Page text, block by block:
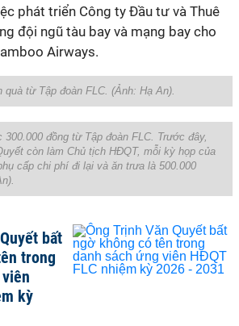
phát triển Công ty Đầu tư và Thuê
đội ngũ tàu bay và mạng bay cho
Airways.
quà từ Tập đoàn FLC. (Ảnh: Hạ An).
đồng từ Tập đoàn FLC. Trước đây,
còn làm Chủ tịch HĐQT, mỗi kỳ họp của
cấp chi phí đi lại và ăn trưa là 500.000
).
bất
trong
kỳ